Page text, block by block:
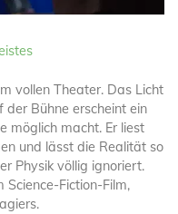
vollen Theater. Das Licht
Bühne erscheint ein
möglich macht. Er liest
und lässt die Realität so
Physik völlig ignoriert.
Science-Fiction-Film,